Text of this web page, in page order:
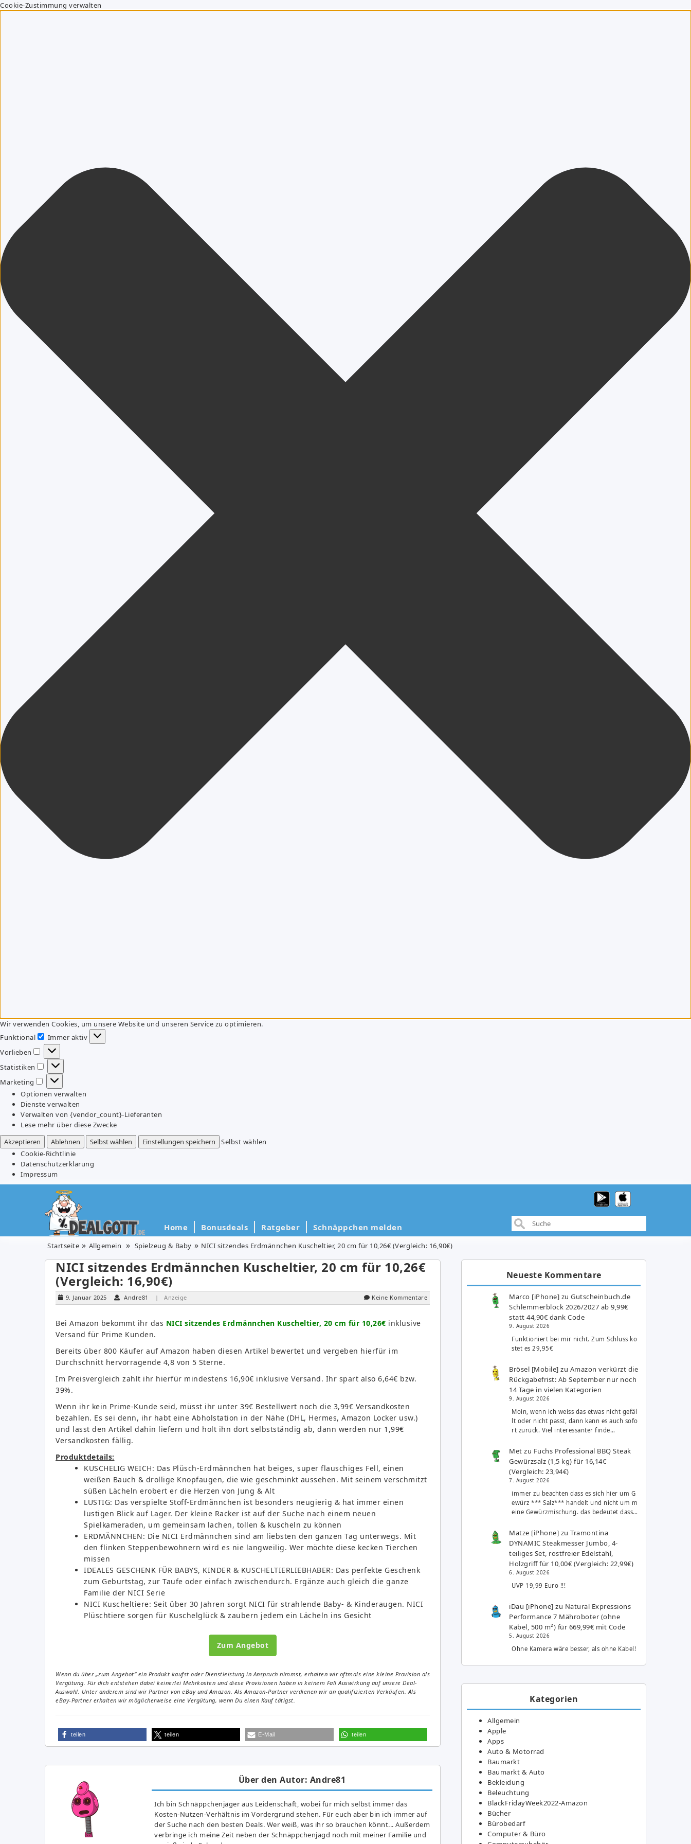
Cookie-Zustimmung verwalten
Wir verwenden Cookies, um unsere Website und unseren Service zu optimieren.
Funktional
Funktional
Immer aktiv
Vorlieben
Vorlieben
Statistiken
Statistiken
Marketing
Marketing
Optionen verwalten
Dienste verwalten
Verwalten von {vendor_count}-Lieferanten
Lese mehr über diese Zwecke
Akzeptieren
Ablehnen Selbst wählen Einstellungen speichern
Selbst wählen
Cookie-Richtlinie
Datenschutzerklärung
Impressum
Home Bonusdeals Ratgeber Schnäppchen melden
Startseite Allgemein Spielzeug & Baby NICI sitzendes Erdmännchen Kuscheltier, 20 cm für 10,26€ (Vergleich: 16,90€)
NICI sitzendes Erdmännchen Kuscheltier, 20 cm für 10,26€
(Vergleich: 16,90€)
9. Januar 2025 Andre81 | Anzeige Keine Kommentare
Bei Amazon bekommt ihr das NICI sitzendes Erdmännchen Kuscheltier, 20 cm für 10,26€ inklusive
Versand für Prime Kunden.
Bereits über 800 Käufer auf Amazon haben diesen Artikel bewertet und vergeben hierfür im
Durchschnitt hervorragende 4,8 von 5 Sterne.
Im Preisvergleich zahlt ihr hierfür mindestens 16,90€ inklusive Versand. Ihr spart also 6,64€ bzw.
39%.
Wenn ihr kein Prime-Kunde seid, müsst ihr unter 39€ Bestellwert noch die 3,99€ Versandkosten
bezahlen. Es sei denn, ihr habt eine Abholstation in der Nähe (DHL, Hermes, Amazon Locker usw.)
und lasst den Artikel dahin liefern und holt ihn dort selbstständig ab, dann werden nur 1,99€
Versandkosten fällig.
Produktdetails:
KUSCHELIG WEICH: Das Plüsch-Erdmännchen hat beiges, super flauschiges Fell, einen
weißen Bauch & drollige Knopfaugen, die wie geschminkt aussehen. Mit seinem verschmitzt
süßen Lächeln erobert er die Herzen von Jung & Alt
LUSTIG: Das verspielte Stoff-Erdmännchen ist besonders neugierig & hat immer einen
lustigen Blick auf Lager. Der kleine Racker ist auf der Suche nach einem neuen
Spielkameraden, um gemeinsam lachen, tollen & kuscheln zu können
ERDMÄNNCHEN: Die NICI Erdmännchen sind am liebsten den ganzen Tag unterwegs. Mit
den flinken Steppenbewohnern wird es nie langweilig. Wer möchte diese kecken Tierchen
missen
IDEALES GESCHENK FÜR BABYS, KINDER & KUSCHELTIERLIEBHABER: Das perfekte Geschenk
zum Geburtstag, zur Taufe oder einfach zwischendurch. Ergänze auch gleich die ganze
Familie der NICI Serie
NICI Kuscheltiere: Seit über 30 Jahren sorgt NICI für strahlende Baby- & Kinderaugen. NICI
Plüschtiere sorgen für Kuschelglück & zaubern jedem ein Lächeln ins Gesicht
Zum Angebot
Wenn du über „zum Angebot“ ein Produkt kaufst oder Dienstleistung in Anspruch nimmst, erhalten wir oftmals eine kleine Provision als
Vergütung. Für dich entstehen dabei keinerlei Mehrkosten und diese Provisionen haben in keinem Fall Auswirkung auf unsere Deal-
Auswahl. Unter anderem sind wir Partner von eBay und Amazon. Als Amazon-Partner verdienen wir an qualifizierten Verkäufen. Als
eBay-Partner erhalten wir möglicherweise eine Vergütung, wenn Du einen Kauf tätigst.
teilen teilen E-Mail teilen
Über den Autor: Andre81
Ich bin Schnäppchenjäger aus Leidenschaft, wobei für mich selbst immer das
Kosten-Nutzen-Verhältnis im Vordergrund stehen. Für euch aber bin ich immer auf
der Suche nach den besten Deals. Wer weiß, was ihr so brauchen könnt... Außerdem
verbringe ich meine Zeit neben der Schnäppchenjagd noch mit meiner Familie und
Neueste Kommentare
Marco [iPhone] zuGutscheinbuch.de
Schlemmerblock 2026/2027 ab 9,99€
statt 44,90€ dank Code
9. August 2026
Funktioniert bei mir nicht. Zum Schluss ko
stet es 29,95€
Brösel [Mobile] zu Amazon verkürzt die
Rückgabefrist: Ab September nur noch
14 Tage in vielen Kategorien
9. August 2026
Moin, wenn ich weiss das etwas nicht gefäl
lt oder nicht passt, dann kann es auch sofo
rt zurück. Viel interessanter finde…
Met zu Fuchs Professional BBQ Steak
Gewürzsalz (1,5 kg) für 16,14€
(Vergleich: 23,94€)
7. August 2026
immer zu beachten dass es sich hier um G
ewürz *** Salz*** handelt und nicht um m
eine Gewürzmischung. das bedeutet dass…
Matze [iPhone] zuTramontina
DYNAMIC Steakmesser Jumbo, 4-
teiliges Set, rostfreier Edelstahl,
Holzgriff für 10,00€ (Vergleich: 22,99€)
6. August 2026
UVP 19,99 Euro !!!
iDau [iPhone] zu Natural Expressions
Performance 7 Mähroboter (ohne
Kabel, 500 m²) für 669,99€ mit Code
5. August 2026
Ohne Kamera wäre besser, als ohne Kabel!
Kategorien
Allgemein
Apple
Apps
Auto & Motorrad
Baumarkt
Baumarkt & Auto
Bekleidung
Beleuchtung
BlackFridayWeek2022-Amazon
Bücher
Bürobedarf
Computer & Büro